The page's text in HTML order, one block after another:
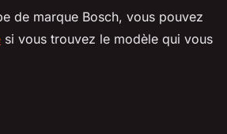
de marque Bosch, vous pouvez
si vous trouvez le modèle qui vous